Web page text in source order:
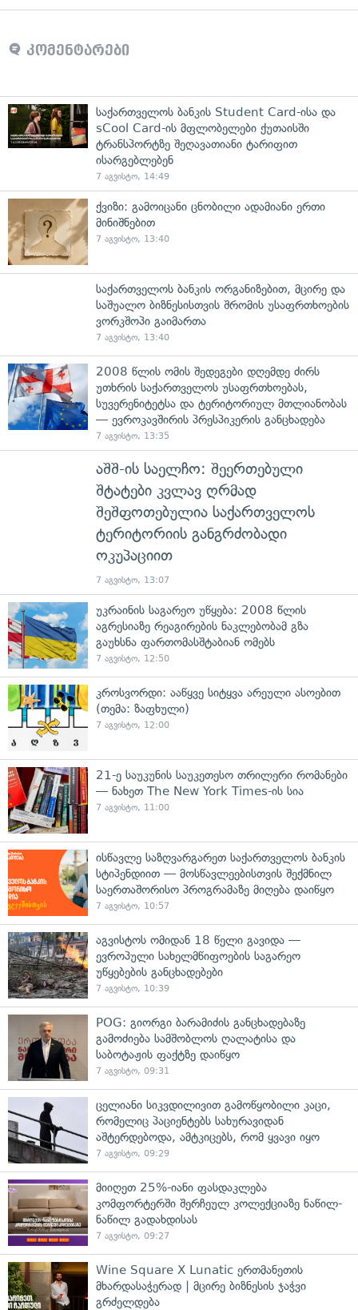
კომენტარები
საქართველოს ბანკის Student Card-ისა და
sCool Card-ის მფლობელები ქუთაისში
ტრანსპორტზე შეღავათიანი ტარიფით
ისარგებლებენ
7 აგვისტო, 14:49
ქვიზი: გამოიცანი ცნობილი ადამიანი ერთი
მინიშნებით
7 აგვისტო, 13:40
საქართველოს ბანკის ორგანიზებით, მცირე და
საშუალო ბიზნესისთვის შრომის უსაფრთხოების
ვორკშოპი გაიმართა
7 აგვისტო, 13:40
2008 წლის ომის შედეგები დღემდე ძირს
უთხრის საქართველოს უსაფრთხოებას,
სუვერენიტეტსა და ტერიტორიულ მთლიანობას
— ევროკავშირის პრესპიკერის განცხადება
7 აგვისტო, 13:35
აშშ-ის საელჩო: შეერთებული
შტატები კვლავ ღრმად
შეშფოთებულია საქართველოს
ტერიტორიის განგრძობადი
ოკუპაციით
7 აგვისტო, 13:07
უკრაინის საგარეო უწყება: 2008 წლის
აგრესიაზე რეაგირების ნაკლებობამ გზა
გაუხსნა ფართომასშტაბიან ომებს
7 აგვისტო, 12:50
კროსვორდი: ააწყვე სიტყვა არეული ასოებით
(თემა: ზაფხული)
7 აგვისტო, 12:00
21-ე საუკუნის საუკეთესო თრილერი რომანები
— ნახეთ The New York Times-ის სია
7 აგვისტო, 11:00
ისწავლე საზღვარგარეთ საქართველოს ბანკის
სტიპენდიით — მოსწავლეებისთვის შექმნილ
საერთაშორისო პროგრამაზე მიღება დაიწყო
7 აგვისტო, 10:57
აგვისტოს ომიდან 18 წელი გავიდა —
ევროპული სახელმწიფოების საგარეო
უწყებების განცხადებები
7 აგვისტო, 10:39
POG: გიორგი ბარამიძის განცხადებაზე
გამოძიება სამშობლოს ღალატისა და
საბოტაჟის ფაქტზე დაიწყო
7 აგვისტო, 09:31
ცელიანი სიკვდილივით გამოწყობილი კაცი,
რომელიც პაციენტებს სახურავიდან
აშტერდებოდა, ამტკიცებს, რომ ყვავი იყო
7 აგვისტო, 09:29
მიიღეთ 25%-იანი ფასდაკლება
კომფორტერში შერჩეულ კოლექციაზე ნაწილ-
ნაწილ გადახდისას
7 აგვისტო, 09:27
Wine Square X Lunatic ერთმანეთის
მხარდასაჭერად | მცირე ბიზნესის ჯაჭვი
გრძელდება